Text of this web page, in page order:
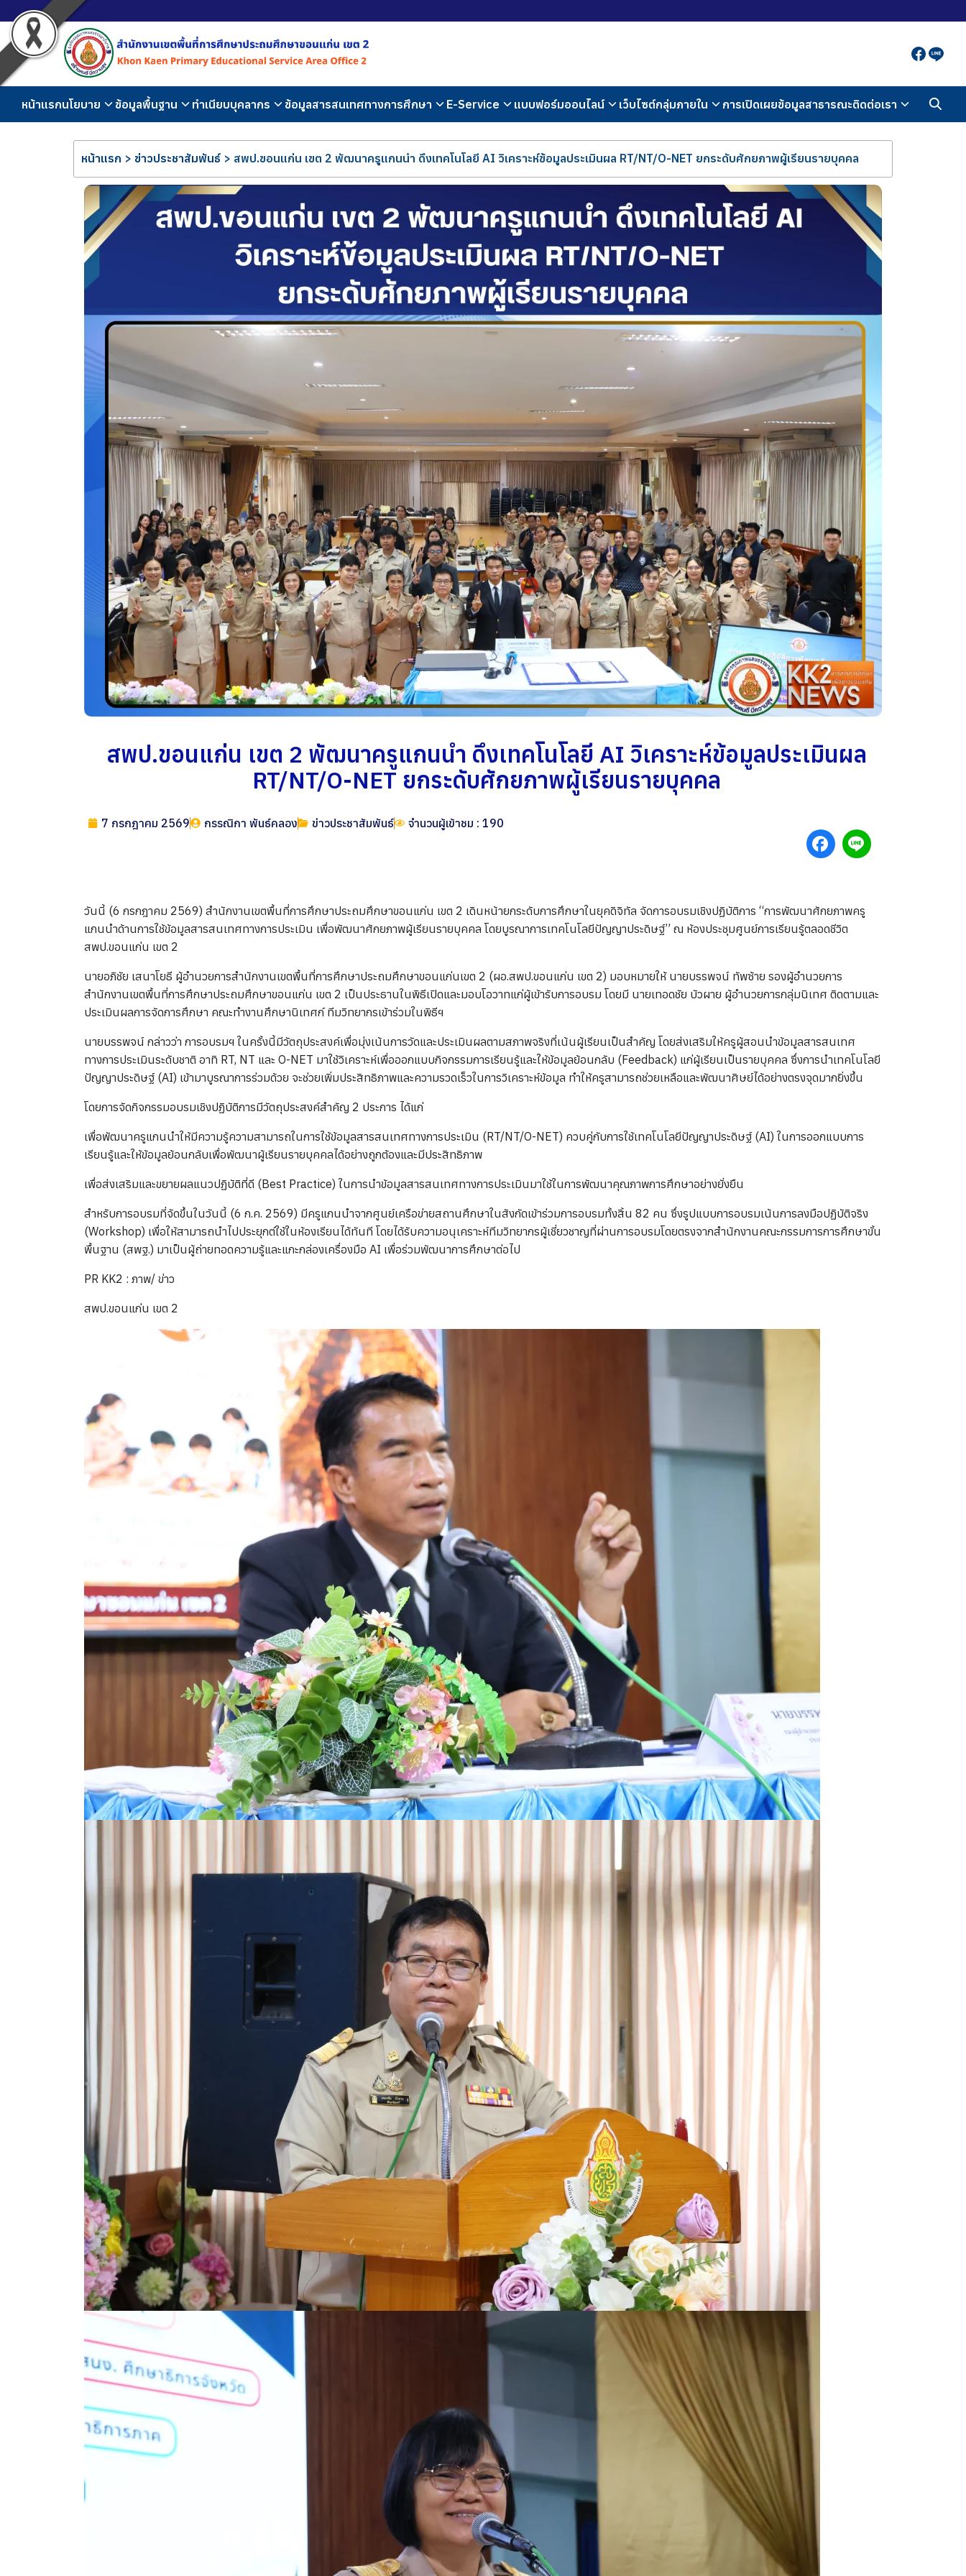
หน้าแรกนโยบาย ข้อมูลพื้นฐาน ทำเนียบบุคลากร ข้อมูลสารสนเทศทางการศึกษา E-Service แบบฟอร์มออนไลน์ เว็บไซต์กลุ่มภายใน การเปิดเผยข้อมูลสาธารณะติดต่อเรา
หน้าแรก > ข่าวประชาสัมพันธ์> สพป.ขอนแก่น เขต 2 พัฒนาครูแกนนำ ดึงเทคโนโลยี AI วิเคราะห์ข้อมูลประเมินผล RT/NT/O-NET ยกระดับศักยภาพผู้เรียนรายบุคคล
สพป.ขอนแก่น เขต 2 พัฒนาครูแกนนำ ดึงเทคโนโลยี AI วิเคราะห์ข้อมูลประเมินผล
RT/NT/O-NET ยกระดับศักยภาพผู้เรียนรายบุคคล
7 กรกฎาคม 2569 กรรณิกา พันธ์คลอง ข่าวประชาสัมพันธ์ จำนวนผู้เข้าชม : 190
วันนี้ (6 กรกฎาคม 2569) สำนักงานเขตพื้นที่การศึกษาประถมศึกษาขอนแก่น เขต 2 เดินหน้ายกระดับการศึกษาในยุคดิจิทัล จัดการอบรมเชิงปฏิบัติการ “การพัฒนาศักยภาพครู
แกนนำด้านการใช้ข้อมูลสารสนเทศทางการประเมิน เพื่อพัฒนาศักยภาพผู้เรียนรายบุคคล โดยบูรณาการเทคโนโลยีปัญญาประดิษฐ์” ณ ห้องประชุมศูนย์การเรียนรู้ตลอดชีวิต
สพป.ขอนแก่น เขต 2
นายอภิชัย เสนาโยธี ผู้อำนวยการสำนักงานเขตพื้นที่การศึกษาประถมศึกษาขอนแก่นเขต 2 (ผอ.สพป.ขอนแก่น เขต 2) มอบหมายให้ นายบรรพจน์ ทัพซ้าย รองผู้อำนวยการ
สำนักงานเขตพื้นที่การศึกษาประถมศึกษาขอนแก่น เขต 2 เป็นประธานในพิธีเปิดและมอบโอวาทแก่ผู้เข้ารับการอบรม โดยมี นายเทอดชัย บัวผาย ผู้อำนวยการกลุ่มนิเทศ ติดตามและ
ประเมินผลการจัดการศึกษา คณะทำงานศึกษานิเทศก์ ทีมวิทยากรเข้าร่วมในพิธีฯ
นายบรรพจน์ กล่าวว่า การอบรมฯ ในครั้งนี้มีวัตถุประสงค์เพื่อมุ่งเน้นการวัดและประเมินผลตามสภาพจริงที่เน้นผู้เรียนเป็นสำคัญ โดยส่งเสริมให้ครูผู้สอนนำข้อมูลสารสนเทศ
ทางการประเมินระดับชาติ อาทิ RT, NT และ O-NET มาใช้วิเคราะห์เพื่อออกแบบกิจกรรมการเรียนรู้และให้ข้อมูลย้อนกลับ (Feedback) แก่ผู้เรียนเป็นรายบุคคล ซึ่งการนำเทคโนโลยี
ปัญญาประดิษฐ์ (AI) เข้ามาบูรณาการร่วมด้วย จะช่วยเพิ่มประสิทธิภาพและความรวดเร็วในการวิเคราะห์ข้อมูล ทำให้ครูสามารถช่วยเหลือและพัฒนาศิษย์ได้อย่างตรงจุดมากยิ่งขึ้น
โดยการจัดกิจกรรมอบรมเชิงปฏิบัติการมีวัตถุประสงค์สำคัญ 2 ประการ ได้แก่
เพื่อพัฒนาครูแกนนำให้มีความรู้ความสามารถในการใช้ข้อมูลสารสนเทศทางการประเมิน (RT/NT/O-NET) ควบคู่กับการใช้เทคโนโลยีปัญญาประดิษฐ์ (AI) ในการออกแบบการ
เรียนรู้และให้ข้อมูลย้อนกลับเพื่อพัฒนาผู้เรียนรายบุคคลได้อย่างถูกต้องและมีประสิทธิภาพ
เพื่อส่งเสริมและขยายผลแนวปฏิบัติที่ดี (Best Practice) ในการนำข้อมูลสารสนเทศทางการประเมินมาใช้ในการพัฒนาคุณภาพการศึกษาอย่างยั่งยืน
สำหรับการอบรมที่จัดขึ้นในวันนี้ (6 ก.ค. 2569) มีครูแกนนำจากศูนย์เครือข่ายสถานศึกษาในสังกัดเข้าร่วมการอบรมทั้งสิ้น 82 คน ซึ่งรูปแบบการอบรมเน้นการลงมือปฏิบัติจริง
(Workshop) เพื่อให้สามารถนำไปประยุกต์ใช้ในห้องเรียนได้ทันที โดยได้รับความอนุเคราะห์ทีมวิทยากรผู้เชี่ยวชาญที่ผ่านการอบรมโดยตรงจากสำนักงานคณะกรรมการการศึกษาขั้น
พื้นฐาน (สพฐ.) มาเป็นผู้ถ่ายทอดความรู้และแกะกล่องเครื่องมือ AI เพื่อร่วมพัฒนาการศึกษาต่อไป
PR KK2 : ภาพ/ ข่าว
สพป.ขอนแก่น เขต 2